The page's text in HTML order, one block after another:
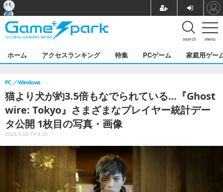
menu
search
ホーム アクセスランキング 特集 PCゲーム 家庭用ゲー
猫より犬が約3.5倍もなでられている…『Ghost
wire: Tokyo』さまざまなプレイヤー統計デー
タ公開 1枚目の写真・画像
PC Windows
2023.5.26 Fri 9:30